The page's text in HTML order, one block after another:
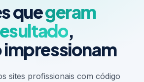
quegeram
,
impressionam
sites profissionais com código